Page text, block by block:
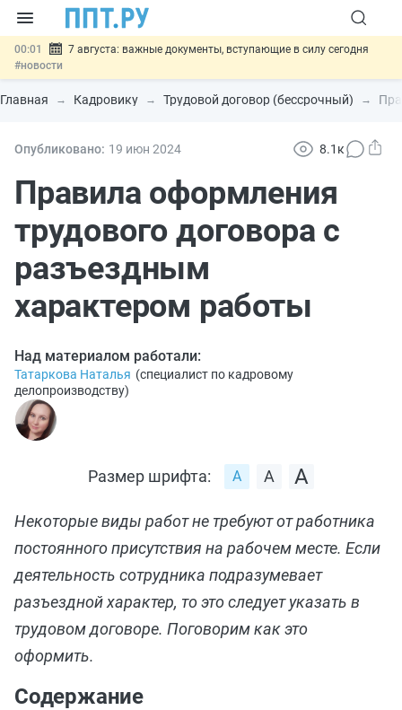
00:01
7 августа: важные документы, вступающие в силу сегодня
#новости
06.08 Минпромторг предложил запретить смешанные лоты
электроники в госзакупках
#новости
06.08 Возврат денег за риелторские услуги при недействительных
06.08
Обеспечительный платёж СПОТ могут заменить
банковской гарантией#новости
Главная Кадровику Трудовой договор (бессрочный)
Опубликовано: 19 июн 2024 8.1к
Правила оформления
трудового договора с
разъездным
характером работы
Над материалом работали:
Татаркова Наталья (специалист по кадровому
делопроизводству)
Размер шрифта:
Некоторые виды работ не требуют от работника
постоянного присутствия на рабочем месте. Если
деятельность сотрудника подразумевает
разъездной характер, то это следует указать в
трудовом договоре. Поговорим как это
оформить.
Содержание